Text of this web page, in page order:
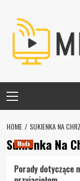
content
Menu
HOME SUKIENKA NA
Sukienka Na
Moda
Porady dotyczące